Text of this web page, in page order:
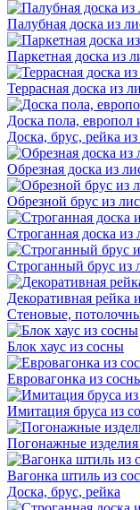
Палубная доска из
Паркетная доска из
Террасная доска из
Доска пола, европол
Доска, брус, рейка
Обрезная доска из
Обрезной брус из
Строганная доска
Строганный брус из
Декоративная рейка
Стеновые,
Блок хаус из сосны
Евровагонка из
Имитация бруса из
Погонажные
Вагонка штиль из
Доска, брус, рейка